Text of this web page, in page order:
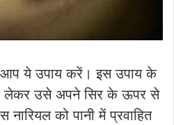
ये उपाय करें। इस उपाय के
लेकर उसे अपने सिर के ऊपर से
को पानी में प्रवाहित